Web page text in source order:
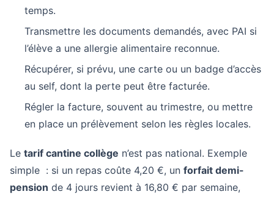
temps.
Transmettre les documents demandés, avec PAI si
l’élève a une allergie alimentaire reconnue.
Récupérer, si prévu, une carte ou un badge d’accès
au self, dont la perte peut être facturée.
Régler la facture, souvent au trimestre, ou mettre
en place un prélèvement selon les règles locales.
Le tarif cantine collège n’est pas national. Exemple
simple : si un repas coûte 4,20 €, un forfait demi-
pension de 4 jours revient à 16,80 € par semaine,